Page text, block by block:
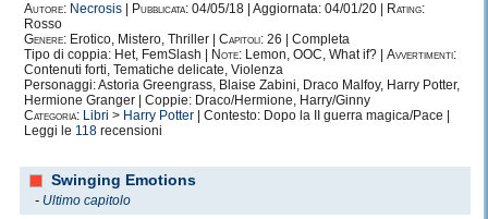
Autore: Necrosis Pubblicata: 04/05/18 | Aggiornata: 04/01/20 |
Rating:
Rosso
Genere: Erotico, Mistero, Thriller | Capitoli: 26 | Completa
Tipo di coppia: Het, FemSlash |
Note: Lemon, OOC, What if? | Avvertimenti:
Contenuti forti, Tematiche delicate, Violenza
Personaggi: Astoria Greengrass, Blaise Zabini, Draco Malfoy, Harry Potter,
Hermione Granger | Coppie: Draco/Hermione, Harry/Ginny
Categoria: Libri > Harry Potter | Contesto: Dopo la II guerra magica/Pace |
Leggi le 118 recensioni
Swinging Emotions
- Ultimo capitolo